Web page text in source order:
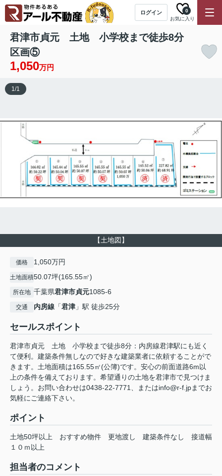
ログイン
お気に入り
0
君津市貞元 土地 小学校まで徒歩8分
区画⑤
1,050万円
【土地図】
1/1
価格 1,050万円
土地面積50.07坪(165.55㎡)
所在地 千葉県君津市貞元1085-6
交通 内房線 「君津 」駅 徒歩25分
セールスポイント
君津市貞元 土地 小学校まで徒歩8分：内房線君津駅にも近く
て便利。建築条件無しなので好きな建築業者に依頼することがで
きます。土地面積は165.55㎡(公簿)です。安心の前面道路6m以
上の条件を備えております。希望通りの土地を君津市で見つけま
しょう。お問い合わせは0438-22-7771、またはinfo@r-f.jpまでお
気軽にご連絡下さい。
ポイント
土地50坪以上 おすすめ物件 更地渡し 建築条件なし
接道幅
１０ｍ以上
担当者のコメント